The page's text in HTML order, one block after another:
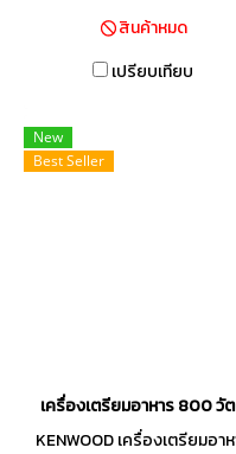
สินค้าหมด
เปรียบเทียบ
New
Best Seller
เครื่องเตรียมอาหาร 800 วั
KENWOOD เครื่องเตรียมอา